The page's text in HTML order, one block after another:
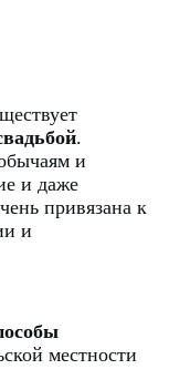
.
и
и даже
привязана к
и
местности